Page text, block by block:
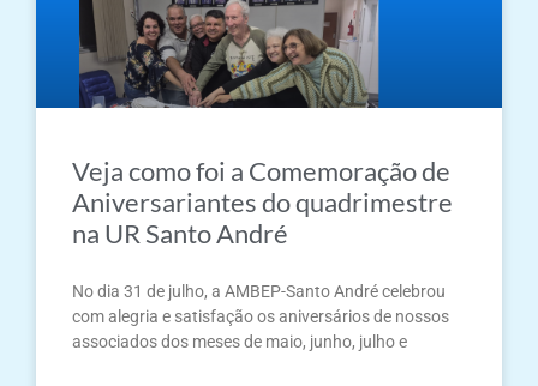
Veja como foi a Comemoração de
Aniversariantes do quadrimestre
na UR Santo André
No dia 31 de julho, a AMBEP-Santo André celebrou
com alegria e satisfação os aniversários de nossos
associados dos meses de maio, junho, julho e